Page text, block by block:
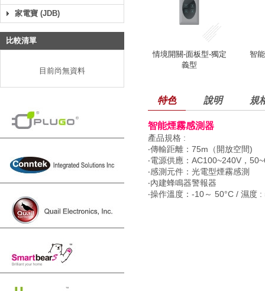
家電寶 (JDB)
比較清單
目前尚無資料
情境開關-面板型-獨定
義型
智
特色 說明 規
智能煙霧感測器
產品規格 :
‧傳輸距離：75m（開放空間)
‧電源供應：AC100~240V，
‧感測元件：光電型煙霧感測
‧內建蜂鳴器警報器
‧操作溫度：-10～ 50°C / 濕度